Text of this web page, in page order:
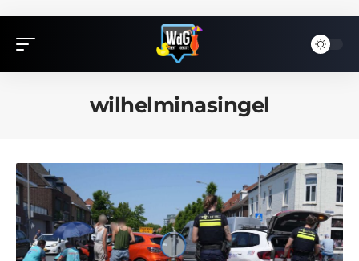
wilhelminasingel